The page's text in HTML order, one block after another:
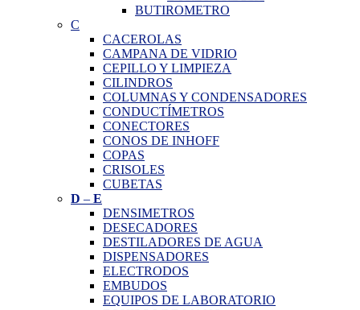
BUTIROMETRO
C
CACEROLAS
CAMPANA DE VIDRIO
CEPILLO Y LIMPIEZA
CILINDROS
COLUMNAS Y CONDENSADORES
CONDUCTÍMETROS
CONECTORES
CONOS DE INHOFF
COPAS
CRISOLES
CUBETAS
D – E
DENSIMETROS
DESECADORES
DESTILADORES DE AGUA
DISPENSADORES
ELECTRODOS
EMBUDOS
EQUIPOS DE LABORATORIO